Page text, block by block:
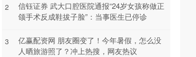
2
信钰证券 武大口腔医院通报“24岁女孩称做正
颌手术反成鞋拔子脸”：当事医生已停诊
3
亿赢配资网 朋友圈变了！今年暑假，怎么没
人晒旅游照了？冲上热搜，网友热议